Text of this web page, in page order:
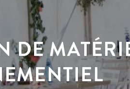
DE